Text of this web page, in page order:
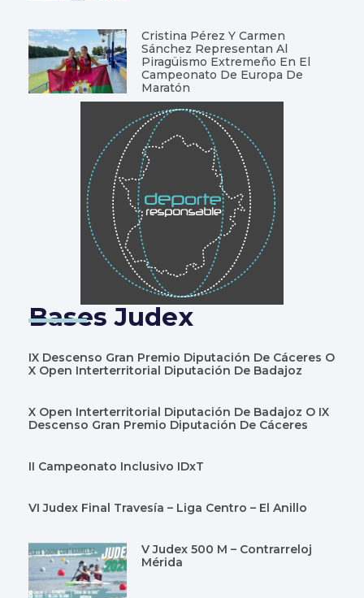
Cristina Pérez Y Carmen
Sánchez Representan Al
Piragüismo Extremeño En El
Campeonato De Europa De
Maratón
Bases Judex
IX Descenso Gran Premio Diputación De Cáceres O
X Open Interterritorial Diputación De Badajoz
X Open Interterritorial Diputación De Badajoz O IX
Descenso Gran Premio Diputación De Cáceres
II Campeonato Inclusivo IDxT
VI Judex Final Travesía – Liga Centro – El Anillo
V Judex 500 M – Contrarreloj
Mérida